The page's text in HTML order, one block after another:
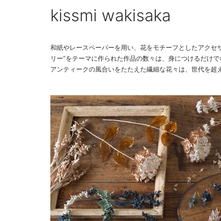
kissmi wakisaka
和紙やレースペーパーを用い、花をモチーフとしたアク
リー”をテーマに作られた作品の数々は、身につけるだけ
アンティークの風合いをたたえた繊細な花々は、世代を